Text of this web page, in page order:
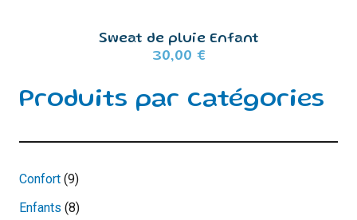
Sweat de pluie Enfant
30,00 €
Produits par catégories
Confort 99
produits
Enfants 88